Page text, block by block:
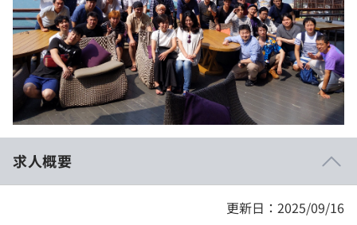
就活成功ガイド
プラン
個人向けプラン
法人向けプラン
契約内容・クーポン
note
求人概要
更新日：2025/09/16